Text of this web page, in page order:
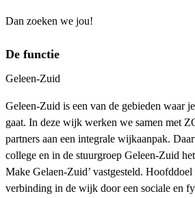
Dan zoeken we jou!
De functie
Geleen-Zuid
Geleen-Zuid is een van de gebieden waar
gaat. In deze wijk werken we samen met
partners aan een integrale wijkaanpak.
college en in de stuurgroep Geleen-Zuid
Make Gelaen-Zuid’ vastgesteld.
verbinding in de wijk door een sociale en